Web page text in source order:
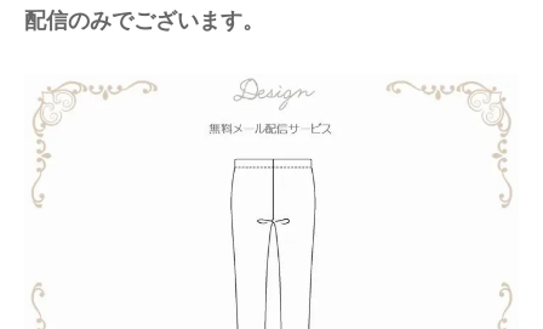
配信のみでございます。